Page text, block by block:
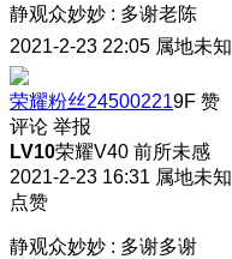
静观众妙妙 : 多谢老陈
2021-2-23 22:05 属地未知
荣耀粉丝245002219F 赞
评论 举报
LV10荣耀V40 前所未感
2021-2-23 16:31 属地未知
点赞
静观众妙妙 : 多谢多谢